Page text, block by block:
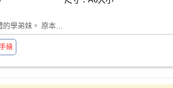
的學弟妹。 原本…
手繪